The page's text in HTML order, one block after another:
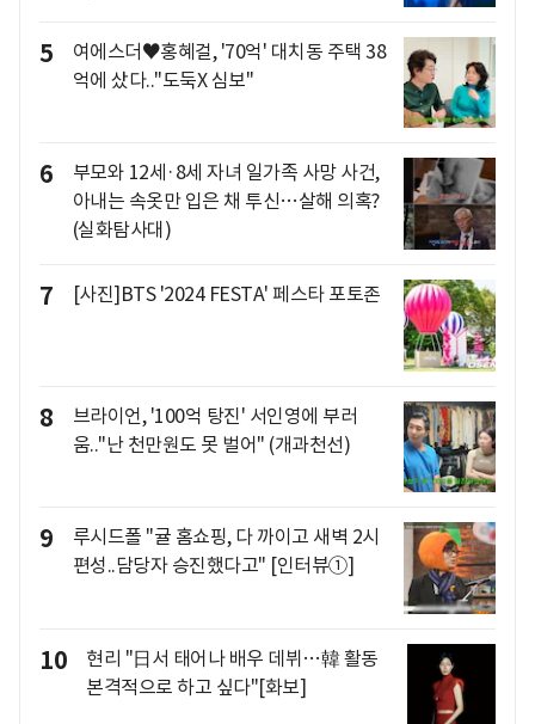
5
여에스더♥홍혜걸, '70억' 대치동 주택 38
억에 샀다.."도둑X 심보"
6
부모와 12세·8세 자녀 일가족 사망 사건,
아내는 속옷만 입은 채 투신…살해 의혹?
(실화탐사대)
7 [사진]BTS '2024 FESTA' 페스타 포토존
8
브라이언, '100억 탕진' 서인영에 부러
움.."난 천만원도 못 벌어" (개과천선)
9
루시드폴 "귤 홈쇼핑, 다 까이고 새벽 2시
편성..담당자 승진했다고" [인터뷰①]
10
현리 "日서 태어나 배우 데뷔…韓 활동
본격적으로 하고 싶다"[화보]